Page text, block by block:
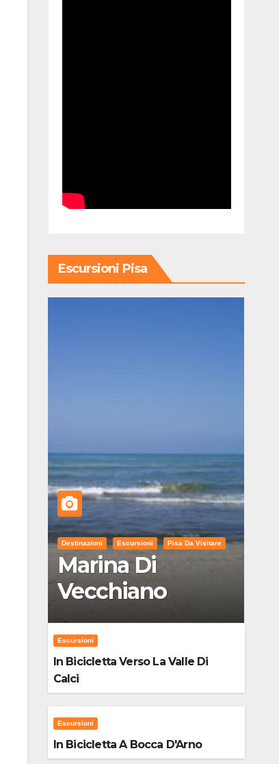
Escursioni Pisa
Destinazioni Escursioni Pisa Da Visitare
Marina Di
Vecchiano
Escursioni
In Bicicletta Verso La Valle Di
Calci
Escursioni
In Bicicletta A Bocca D'Arno